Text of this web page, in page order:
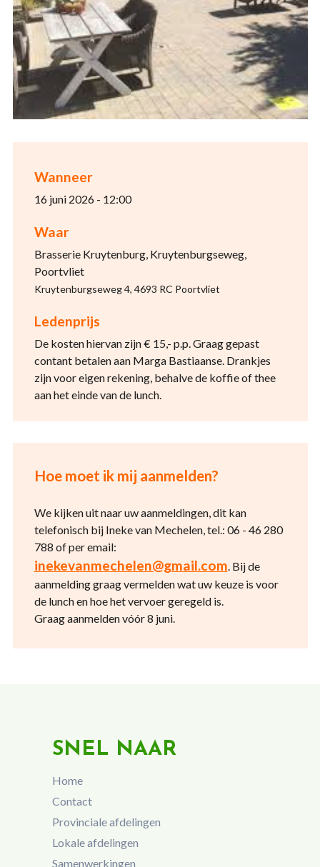
Wanneer
16 juni 2026 - 12:00
Waar
Brasserie Kruytenburg, Kruytenburgseweg,
Poortvliet
Kruytenburgseweg 4, 4693 RC Poortvliet
Ledenprijs
De kosten hiervan zijn € 15,- p.p. Graag gepast
contant betalen aan Marga Bastiaanse. Drankjes
zijn voor eigen rekening, behalve de koffie of thee
aan het einde van de lunch.
Hoe moet ik mij aanmelden?
We kijken uit naar uw aanmeldingen, dit kan
telefonisch bij Ineke van Mechelen, tel.: 06 - 46 280
788 of per email:
inekevanmechelen@gmail.com. Bij de
aanmelding graag vermelden wat uw keuze is voor
de lunch en hoe het vervoer geregeld is.
Graag aanmelden vóór 8 juni.
SNEL NAAR
Home
Contact
Provinciale afdelingen
Lokale afdelingen
Samenwerkingen